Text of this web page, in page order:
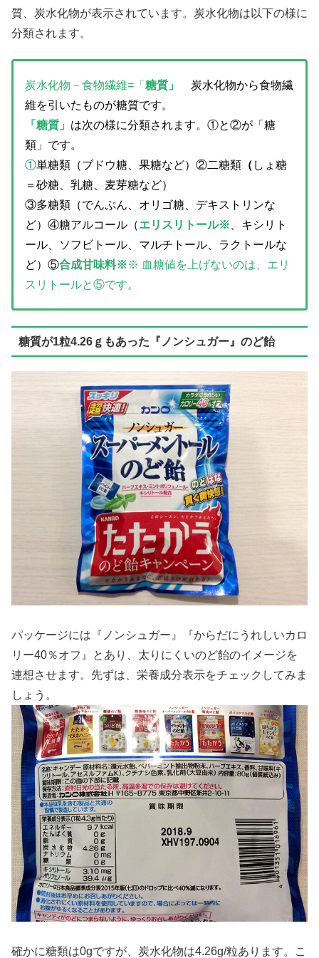
質、炭水化物が表示されています。炭水化物は以下の様に
分類されます。
炭水化物－食物繊維=「 糖質」
炭水化物から食物繊
維を引いたものが糖質です。
「糖質」 は次の様に分類されます。①と②が「糖
類」です。
①単糖類（ブドウ糖、果糖など）②二糖類 （ しょ糖
＝砂糖、乳糖、麦芽糖など）
③多糖類（でんぷん、オリゴ糖、デキストリンな
ど）④糖アルコール（エリスリトール※ 、キシリト
ール、ソフビトール、マルチトール、ラクトールな
ど） ⑤合成甘味料※※ 血糖値を上げないのは、エリ
スリトールと⑤です。
糖質が1粒4.26ｇもあった『ノンシュガー』のど飴
パッケージには『ノンシュガー』『からだにうれしいカロ
リー40％オフ』とあり、太りにくいのど飴のイメージを
連想させます。先ずは、栄養成分表示をチェックしてみま
しょう。
確かに糖類は0gですが、炭水化物は4.26g/粒あります。こ